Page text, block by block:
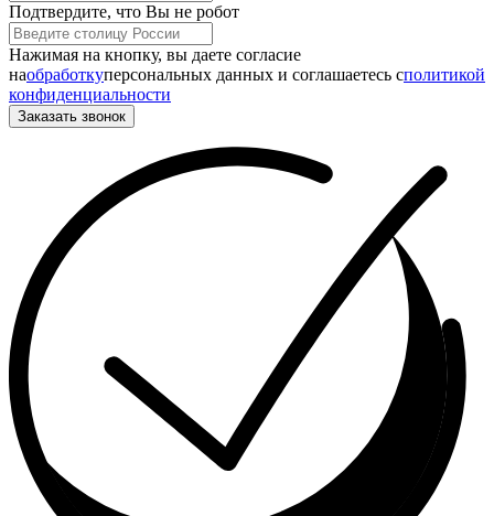
Подтвердите, что Вы не робот
Нажимая на кнопку, вы даете согласие
наобработкуперсональных данных и соглашаетесь cполитикой
конфиденциальности
Заказать звонок